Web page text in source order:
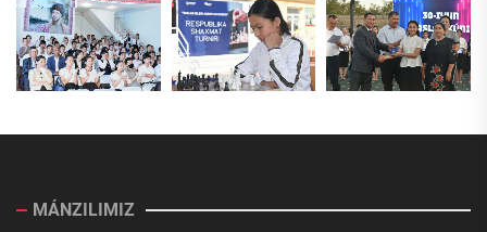
MÁNZILIMIZ